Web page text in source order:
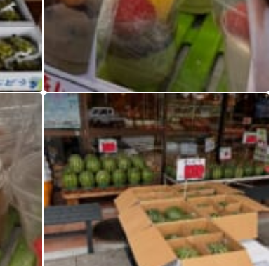
桃スイカシャインマスカット